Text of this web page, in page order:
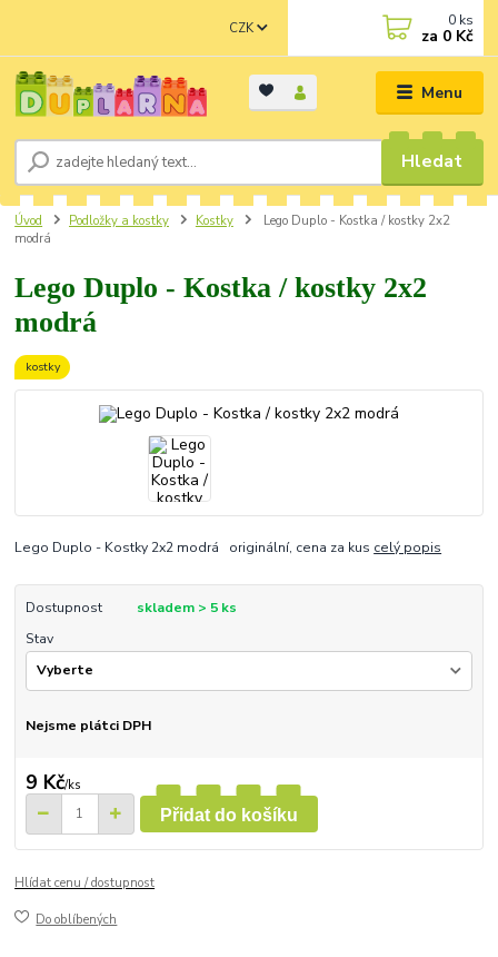
Menu
CZK
Hledat
0 ks
za 0 Kč
Úvod Podložky a kostky Kostky
Lego Duplo - Kostka / kostky 2x2
modrá
Lego Duplo - Kostka / kostky 2x2
modrá
kostky
Lego Duplo - Kostky 2x2 modrá originální, cena za kus celý popis
Dostupnost
skladem > 5 ks
Stav
Nejsme plátci DPH
9 Kč/ks
Přidat do košíku
Hlídat cenu / dostupnost
Do oblíbených